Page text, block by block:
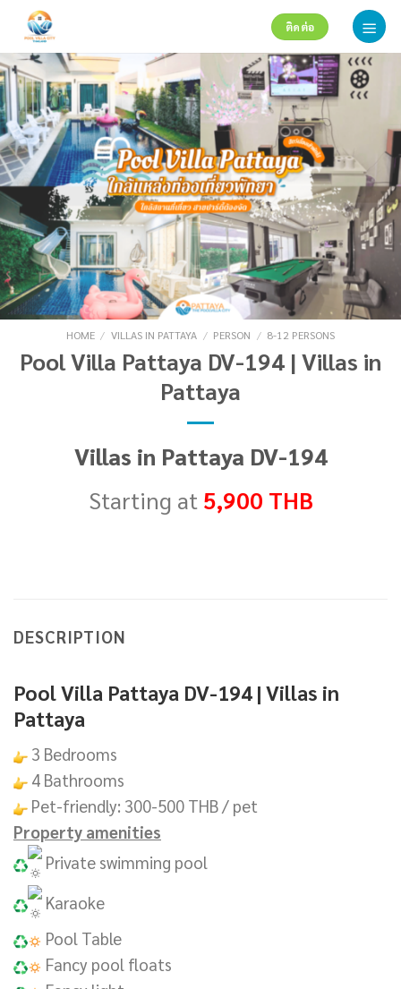
content
ติดต่อ
HOME / VILLAS IN PATTAYA / PERSON / 8-12 PERSONS
Pool Villa Pattaya DV-194 | Villas in
Pattaya
Villas in Pattaya DV-194
Starting at 5,900 THB
DESCRIPTION
Pool Villa Pattaya DV-194 | Villas in
Pattaya
3 Bedrooms
4 Bathrooms
Pet-friendly: 300-500 THB / pet
Property amenities
Private swimming pool
Karaoke
Pool Table
Fancy pool floats